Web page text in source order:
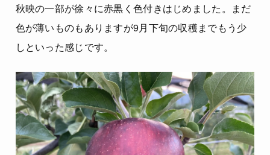
秋映の一部が徐々に赤黒く色付きはじめました。まだ
色が薄いものもありますが9月下旬の収穫までもう少
しといった感じです。